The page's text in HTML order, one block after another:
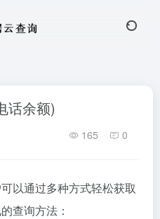
话余额)
165 0
以通过多种方式轻松获取
查询方法：